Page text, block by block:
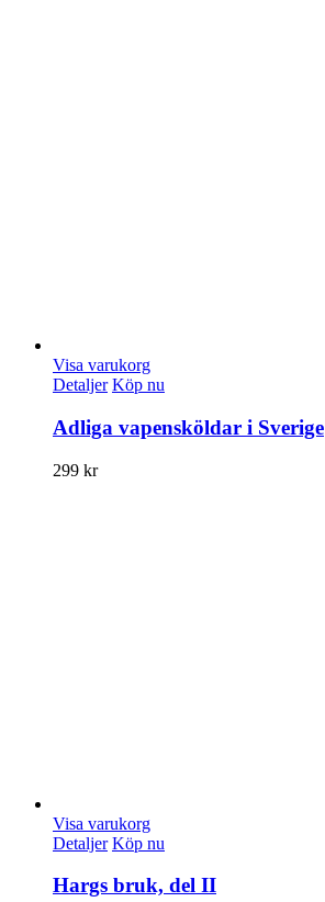
Visa varukorg
Detaljer Köp nu
Adliga vapensköldar i Sverige
299 kr
Visa varukorg
Detaljer Köp nu
Hargs bruk, del II